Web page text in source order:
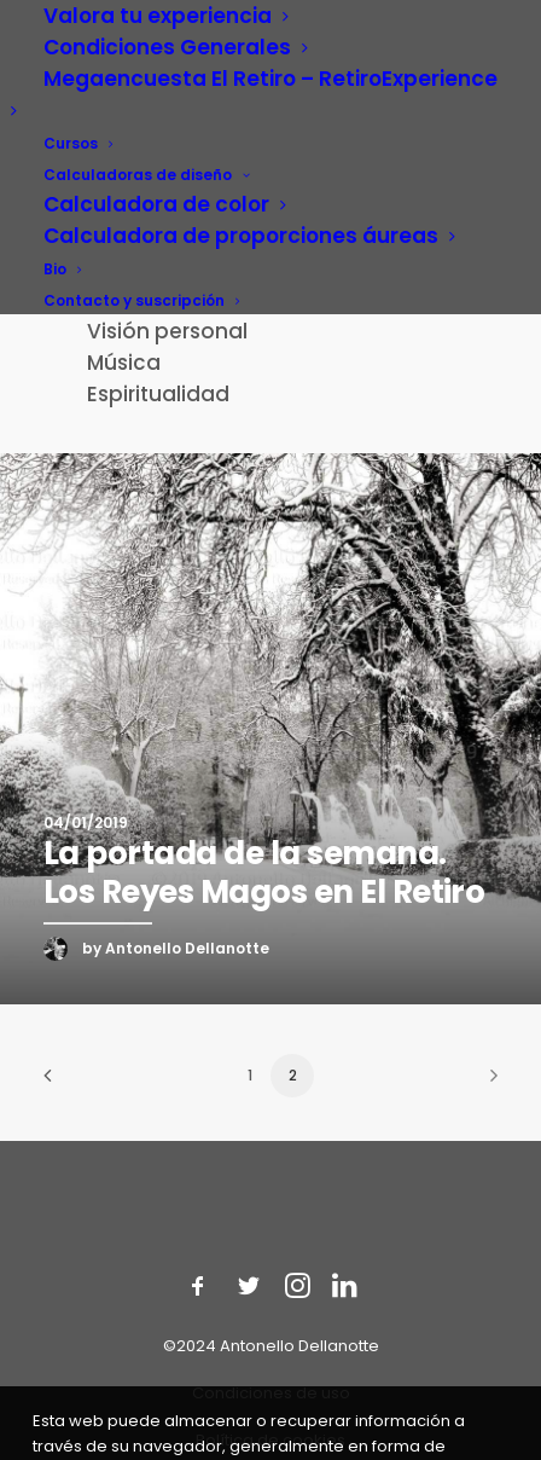
Valora tu experiencia
Condiciones Generales
Megaencuesta El Retiro – RetiroExperience
Cursos
Calculadoras de diseño
Calculadora de color
Calculadora de proporciones áureas
Bio
Contacto y suscripción
Carrera profesional
Fotografía
Patrimonio cultural
Paisaje de la Luz
El Retiro – RetiroExperience
Visión personal
Música
Espiritualidad
04/01/2019
La portada de la semana.
Los Reyes Magos en El Retiro
by Antonello Dellanotte
1 2
©2024 Antonello Dellanotte
Condiciones de uso
Política de cookies
Esta web puede almacenar o recuperar información a
través de su navegador, generalmente en forma de